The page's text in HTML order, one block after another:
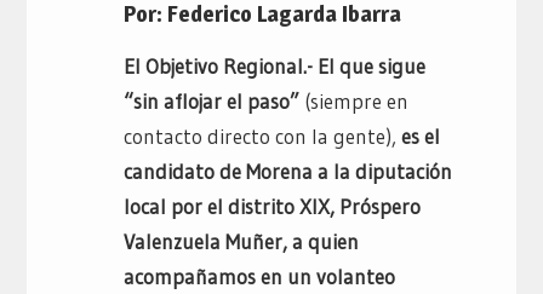
Por: Federico Lagarda Ibarra
El Objetivo Regional.- El que sigue
“sin aflojar el paso” (siempre en
contacto directo con la gente), es el
candidato de Morena a la diputación
local por el distrito XIX, Próspero
Valenzuela Muñer, a quien
acompañamos en un volanteo